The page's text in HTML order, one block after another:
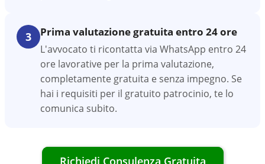
3 Prima valutazione gratuita entro 24 ore
L'avvocato ti ricontatta via WhatsApp entro 24
ore lavorative per la prima valutazione,
completamente gratuita e senza impegno. Se
hai i requisiti per il gratuito patrocinio, te lo
comunica subito.
Richiedi Consulenza Gratuita